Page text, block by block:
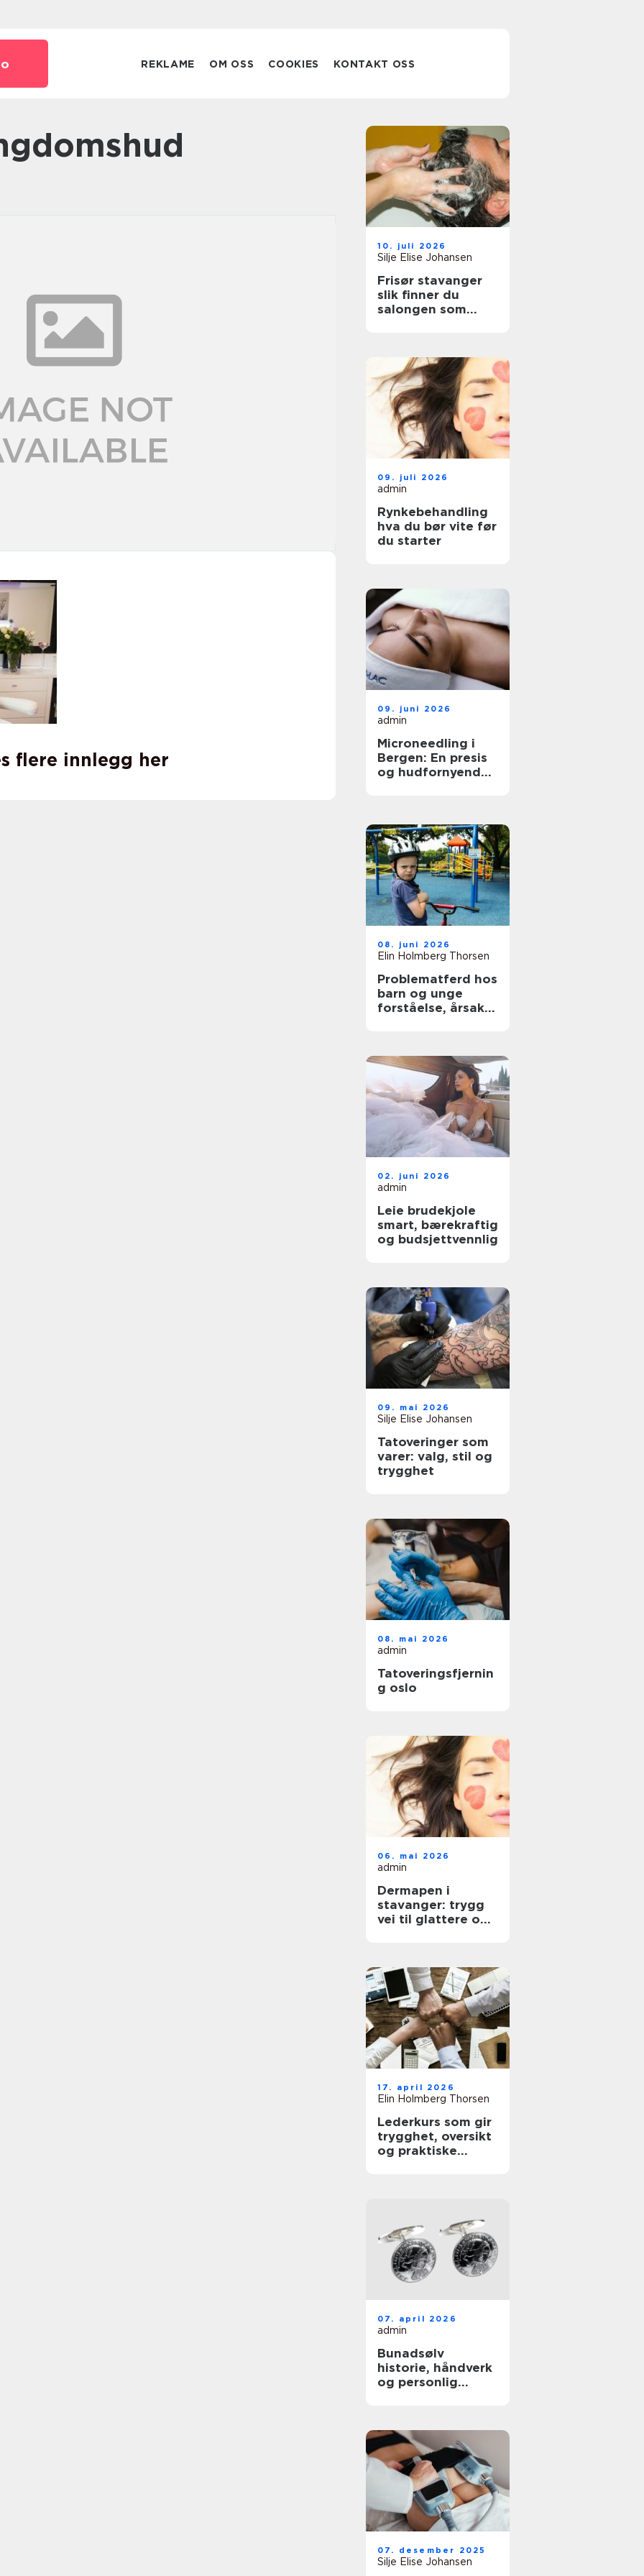
REKLAME OM OSS COOKIES KONTAKT OSS
flere innlegg her
10. juli 2026
Silje Elise Johansen
Frisør stavanger
slik finner du
salongen som
09. juli 2026
admin
Rynkebehandling
hva du bør vite før
du starter
09. juni 2026
admin
Microneedling i
Bergen: En presis
og hudfornyende
08. juni 2026
Elin Holmberg Thorsen
Problematferd hos
barn og unge
forståelse, årsaker
02. juni 2026
admin
Leie brudekjole
smart, bærekraftig
og budsjettvennlig
09. mai 2026
Silje Elise Johansen
Tatoveringer som
varer: valg, stil og
trygghet
08. mai 2026
admin
Tatoveringsfjernin
g oslo
06. mai 2026
admin
Dermapen i
stavanger: trygg
vei til glattere og
17. april 2026
Elin Holmberg Thorsen
Lederkurs som gir
trygghet, oversikt
og praktiske
07. april 2026
admin
Bunadsølv
historie, håndverk
og personlig
07. desember 2025
Silje Elise Johansen